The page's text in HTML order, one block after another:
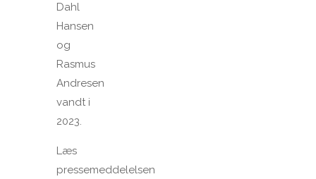
Dahl
Hansen
og
Rasmus
Andresen
vandt i
2023.
Læs
pressemeddelelsen